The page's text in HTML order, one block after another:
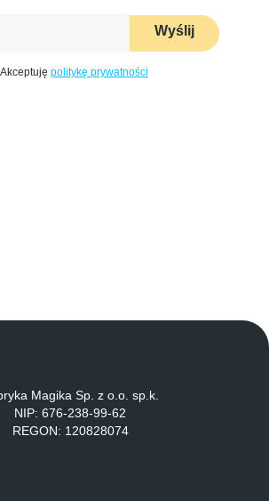
Wyślij
Akceptuję politykę prywatności
Magika Sp. z o.o. sp.k.
NIP: 676-238-99-62
REGON: 120828074